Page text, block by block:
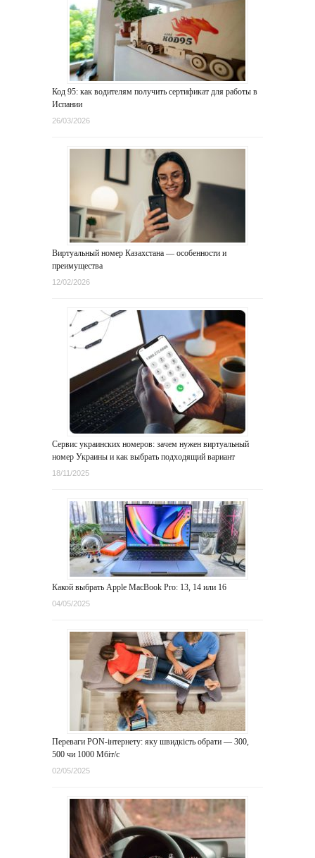
Код 95: как водителям получить сертификат для работы в
Испании
26/03/2026
Виртуальный номер Казахстана — особенности и
преимущества
12/02/2026
Сервис украинских номеров: зачем нужен виртуальный
номер Украины и как выбрать подходящий вариант
18/11/2025
Какой выбрать Apple MacBook Pro: 13, 14 или 16
04/05/2025
Переваги PON-інтернету: яку швидкість обрати — 300,
500 чи 1000 Мбіт/с
02/05/2025